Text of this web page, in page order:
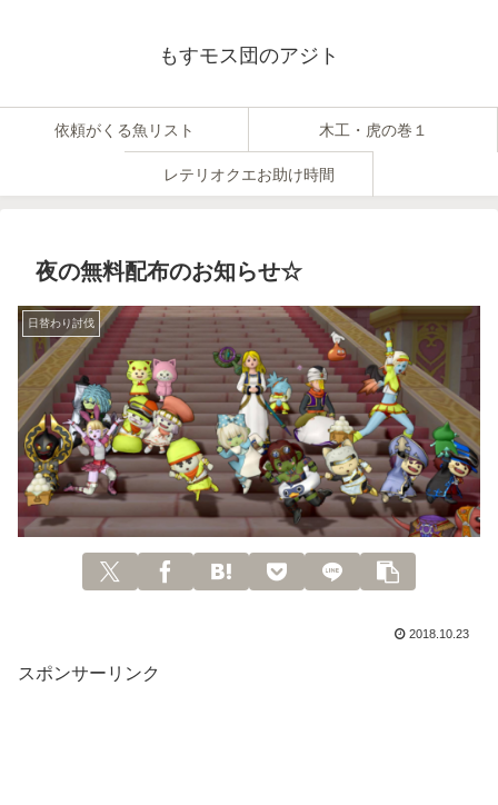
もすモス団のアジト
依頼がくる魚リスト 木工・虎の巻１
レテリオクエお助け時間
夜の無料配布のお知らせ☆
日替わり討伐
2018.10.23
スポンサーリンク